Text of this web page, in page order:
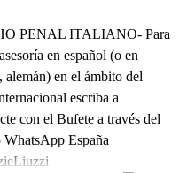
PENAL ITALIANO- Para
en español (o en
en el ámbito del
escriba a
con el Bufete a través del
España